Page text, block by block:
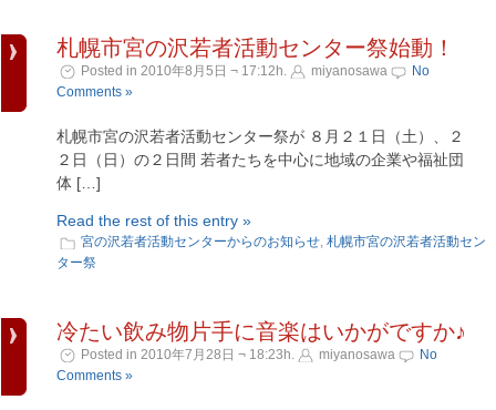
札幌市宮の沢若者活動センター祭始動！
Posted in 2010年8月5日 ¬ 17:12h. miyanosawa
No
Comments »
札幌市宮の沢若者活動センター祭が ８月２１日（土）、２
２日（日）の２日間 若者たちを中心に地域の企業や福祉団
体 […]
Read the rest of this entry »
宮の沢若者活動センターからのお知らせ, 札幌市宮の沢若者活動セン
ター祭
冷たい飲み物片手に音楽はいかがですか♪
Posted in 2010年7月28日 ¬ 18:23h. miyanosawa
No
Comments »